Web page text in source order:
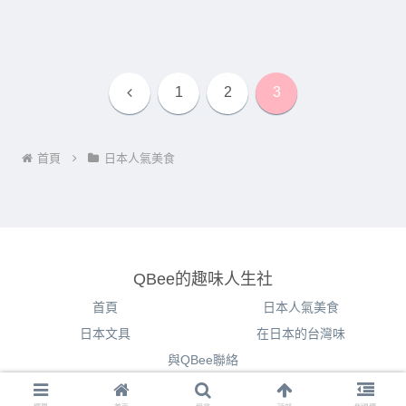
上 1 2 3
首頁 日本人氣美食
QBee的趣味人生社
首頁
日本人氣美食
日本文具
在日本的台灣味
與QBee聯絡
© 2020 QBee的趣味人生社.